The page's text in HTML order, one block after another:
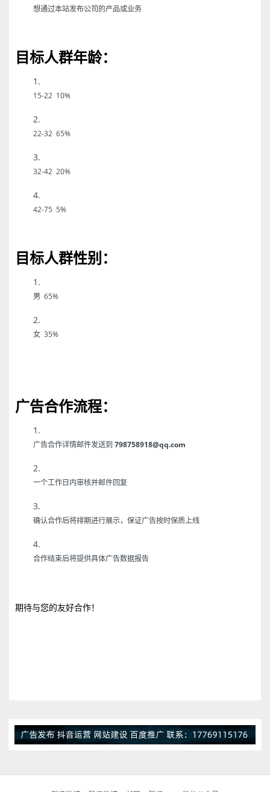
想通过本站发布公司的产品或业务
目标人群年龄：
15-22 10%
22-32 65%
32-42 20%
42-75 5%
目标人群性别：
男 65%
女 35%
广告合作流程：
广告合作详情邮件发送到 798758918@qq.com
一个工作日内审核并邮件回复
确认合作后将排期进行展示，保证广告按时保质上线
合作结束后将提供具体广告数据报告
期待与您的友好合作！